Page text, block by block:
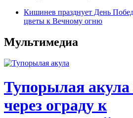
Кишинев празднует День
цветы к Вечному огню
Мультимедиа
Тупорылая
через ограду к